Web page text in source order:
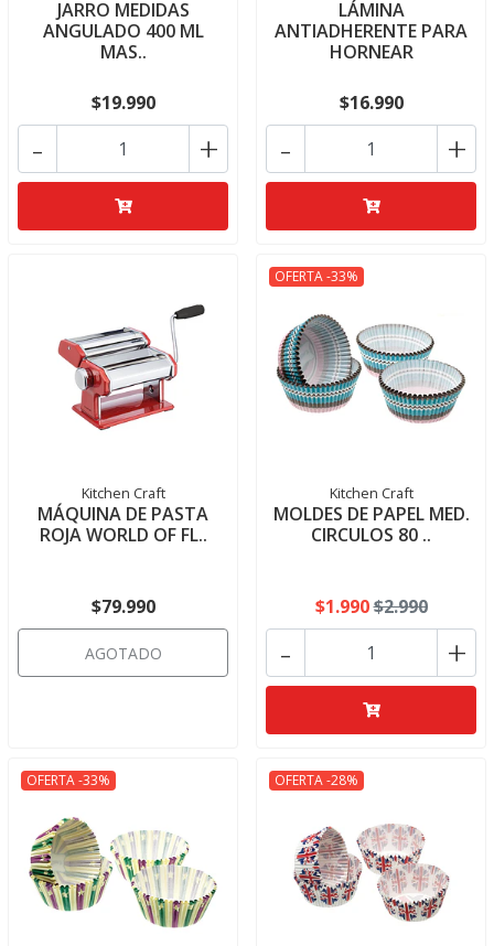
JARRO MEDIDAS
ANGULADO 400 ML
MAS..
$19.990
+
-
LÁMINA
ANTIADHERENTE PARA
HORNEAR
$16.990
+
-
Kitchen Craft
MÁQUINA DE PASTA
ROJA WORLD OF FL..
$79.990
AGOTADO
OFERTA -33%
Kitchen Craft
MOLDES DE PAPEL MED.
CIRCULOS 80 ..
$1.990$2.990
+
-
OFERTA -33% OFERTA -28%